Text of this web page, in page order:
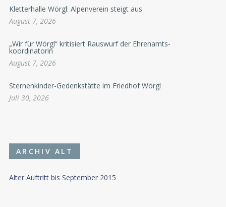
Kletterhalle Wörgl: Alpenverein steigt aus
August 7, 2026
„Wir für Wörgl“ kritisiert Rauswurf der Ehrenamts-
koordinatorin
August 7, 2026
Sternenkinder-Gedenkstätte im Friedhof Wörgl
Juli 30, 2026
ARCHIV ALT
Alter Auftritt bis September 2015